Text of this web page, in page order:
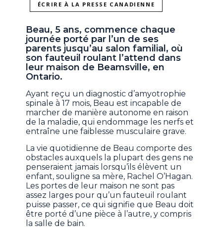
ÉCRIRE À LA PRESSE CANADIENNE
Beau, 5 ans, commence chaque
journée porté par l’un de ses
parents jusqu’au salon familial, où
son fauteuil roulant l’attend dans
leur maison de Beamsville, en
Ontario.
Ayant reçu un diagnostic d’amyotrophie
spinale à 17 mois, Beau est incapable de
marcher de manière autonome en raison
de la maladie, qui endommage les nerfs et
entraîne une faiblesse musculaire grave.
La vie quotidienne de Beau comporte des
obstacles auxquels la plupart des gens ne
penseraient jamais lorsqu’ils élèvent un
enfant, souligne sa mère, Rachel O’Hagan.
Les portes de leur maison ne sont pas
assez larges pour qu’un fauteuil roulant
puisse passer, ce qui signifie que Beau doit
être porté d’une pièce à l’autre, y compris
la salle de bain.